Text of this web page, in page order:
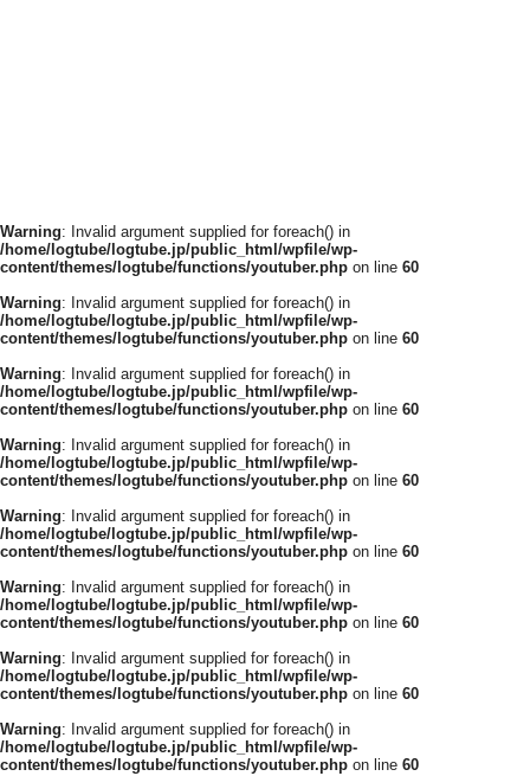
Warning: Invalid argument supplied for foreach() in
/home/logtube/logtube.jp/public_html/wpfile/wp-
content/themes/logtube/functions/youtuber.php on line 60
Warning: Invalid argument supplied for foreach() in
/home/logtube/logtube.jp/public_html/wpfile/wp-
content/themes/logtube/functions/youtuber.php on line 60
Warning: Invalid argument supplied for foreach() in
/home/logtube/logtube.jp/public_html/wpfile/wp-
content/themes/logtube/functions/youtuber.php on line 60
Warning: Invalid argument supplied for foreach() in
/home/logtube/logtube.jp/public_html/wpfile/wp-
content/themes/logtube/functions/youtuber.php on line 60
Warning: Invalid argument supplied for foreach() in
/home/logtube/logtube.jp/public_html/wpfile/wp-
content/themes/logtube/functions/youtuber.php on line 60
Warning: Invalid argument supplied for foreach() in
/home/logtube/logtube.jp/public_html/wpfile/wp-
content/themes/logtube/functions/youtuber.php on line 60
Warning: Invalid argument supplied for foreach() in
/home/logtube/logtube.jp/public_html/wpfile/wp-
content/themes/logtube/functions/youtuber.php on line 60
Warning: Invalid argument supplied for foreach() in
/home/logtube/logtube.jp/public_html/wpfile/wp-
content/themes/logtube/functions/youtuber.php on line 60